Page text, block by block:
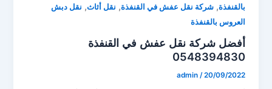
بالقنفذة,شركة نقل عفش في القنفذة, نقل أثاث, نقل دبش
العروس بالقنفذة
أفضل شركة نقل عفش في القنفذة
0548394830
admin /20/09/2022